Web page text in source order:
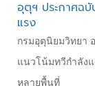
อุตุฯ ประกาศฉ
แรง
กรมอุตุนิยมวิทยา
แนวโน้มทวีกำลัง
หลายพื้นที่